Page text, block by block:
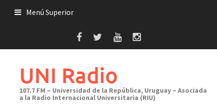
Menú Superior
UNI Radio
107.7 FM – Universidad de la República, Uruguay – Asociada
a la Radio Internacional Universitaria (RIU)